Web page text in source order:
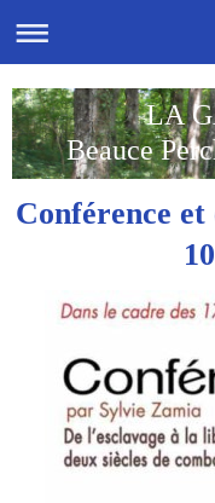
LA
Beauce
Conférence